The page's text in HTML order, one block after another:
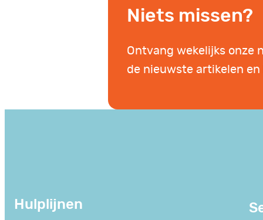
Niets missen?
Ontvang wekelijks onze
de nieuwste artikelen en
Hulplijnen